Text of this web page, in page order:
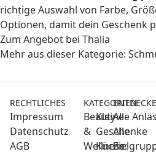
richtige Auswahl von Farbe,
Optionen, damit dein Geschenk
Zum Angebot bei Thalia
Mehr aus dieser Kategorie:
RECHTLICHES
Impressum
Datenschutz
AGB
KATEGORIEN
Beauty
&
Wellness:
Kleine
Geschenke
Küche
Alle
Alle